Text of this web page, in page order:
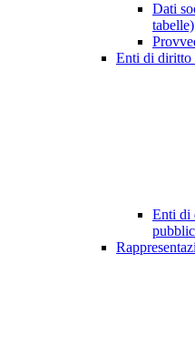
Dati
tabelle)
Enti di diritto
Enti di